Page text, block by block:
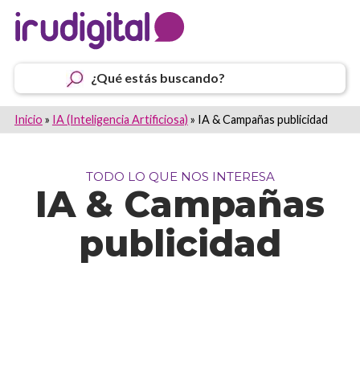
¿Qué estás buscando?
Inicio » IA (Inteligencia Artificiosa) » IA & Campañas publicidad
TODO LO QUE NOS INTERESA
IA & Campañas
publicidad